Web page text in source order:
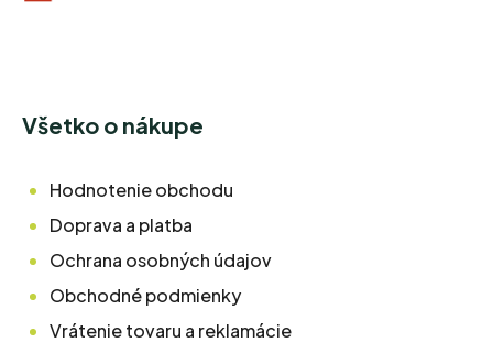
Všetko o nákupe
Hodnotenie obchodu
Doprava a platba
Ochrana osobných údajov
Obchodné podmienky
Vrátenie tovaru a reklamácie